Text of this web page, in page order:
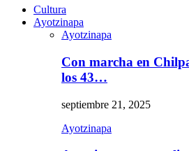
Cultura
Ayotzinapa
Ayotzinapa
Con marcha en
los 43…
septiembre 21, 2025
Ayotzinapa